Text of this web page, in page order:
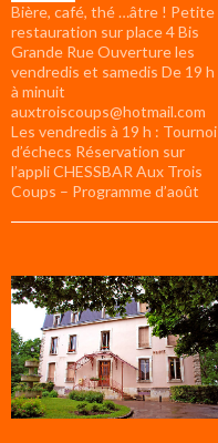
Bière, café, thé …âtre ! Petite
restauration sur place 4 Bis
Grande Rue Ouverture les
vendredis et samedis De 19 h
à minuit
auxtroiscoups@hotmail.com
Les vendredis à 19 h : Tournoi
d’échecs Réservation sur
l’appli CHESSBAR Aux Trois
Coups – Programme d’août